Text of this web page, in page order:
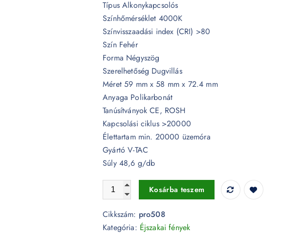
Típus Alkonykapcsolós
Színhőmérséklet 4000K
Színvisszaadási index (CRI) >80
Szín Fehér
Forma Négyszög
Szerelhetőség Dugvillás
Méret 59 mm x 58 mm x 72.4 mm
Anyaga Polikarbonát
Tanúsítványok CE, ROSH
Kapcsolási ciklus >20000
Élettartam min. 20000 üzemóra
Gyártó V-TAC
Súly 48,6 g/db
LED éjszakai fény 0,4 W beépített alkonykapcsolóval USB
Kosárba teszem
Cikkszám: pro508
Kategória: Éjszakai fények